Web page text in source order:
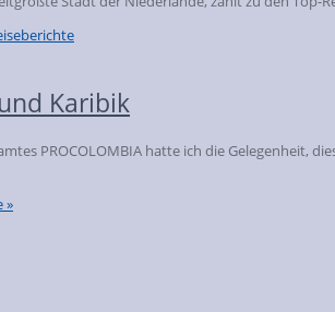
Karibik
PROCOLOMBIA hatte ich die Gelegenheit,
»